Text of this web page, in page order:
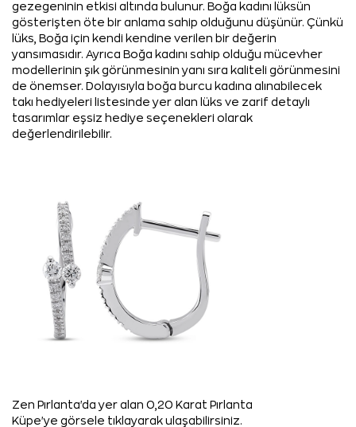
gezegeninin etkisi altında bulunur. Boğa kadını lüksün
gösterişten öte bir anlama sahip olduğunu düşünür. Çünkü
lüks, Boğa için kendi kendine verilen bir değerin
yansımasıdır. Ayrıca Boğa kadını sahip olduğu mücevher
modellerinin şık görünmesinin yanı sıra kaliteli görünmesini
de önemser. Dolayısıyla boğa burcu kadına alınabilecek
takı hediyeleri listesinde yer alan lüks ve zarif detaylı
tasarımlar eşsiz hediye seçenekleri olarak
değerlendirilebilir.
Zen Pırlanta'da yer alan 0,20 Karat Pırlanta
Küpe'ye görsele tıklayarak ulaşabilirsiniz.